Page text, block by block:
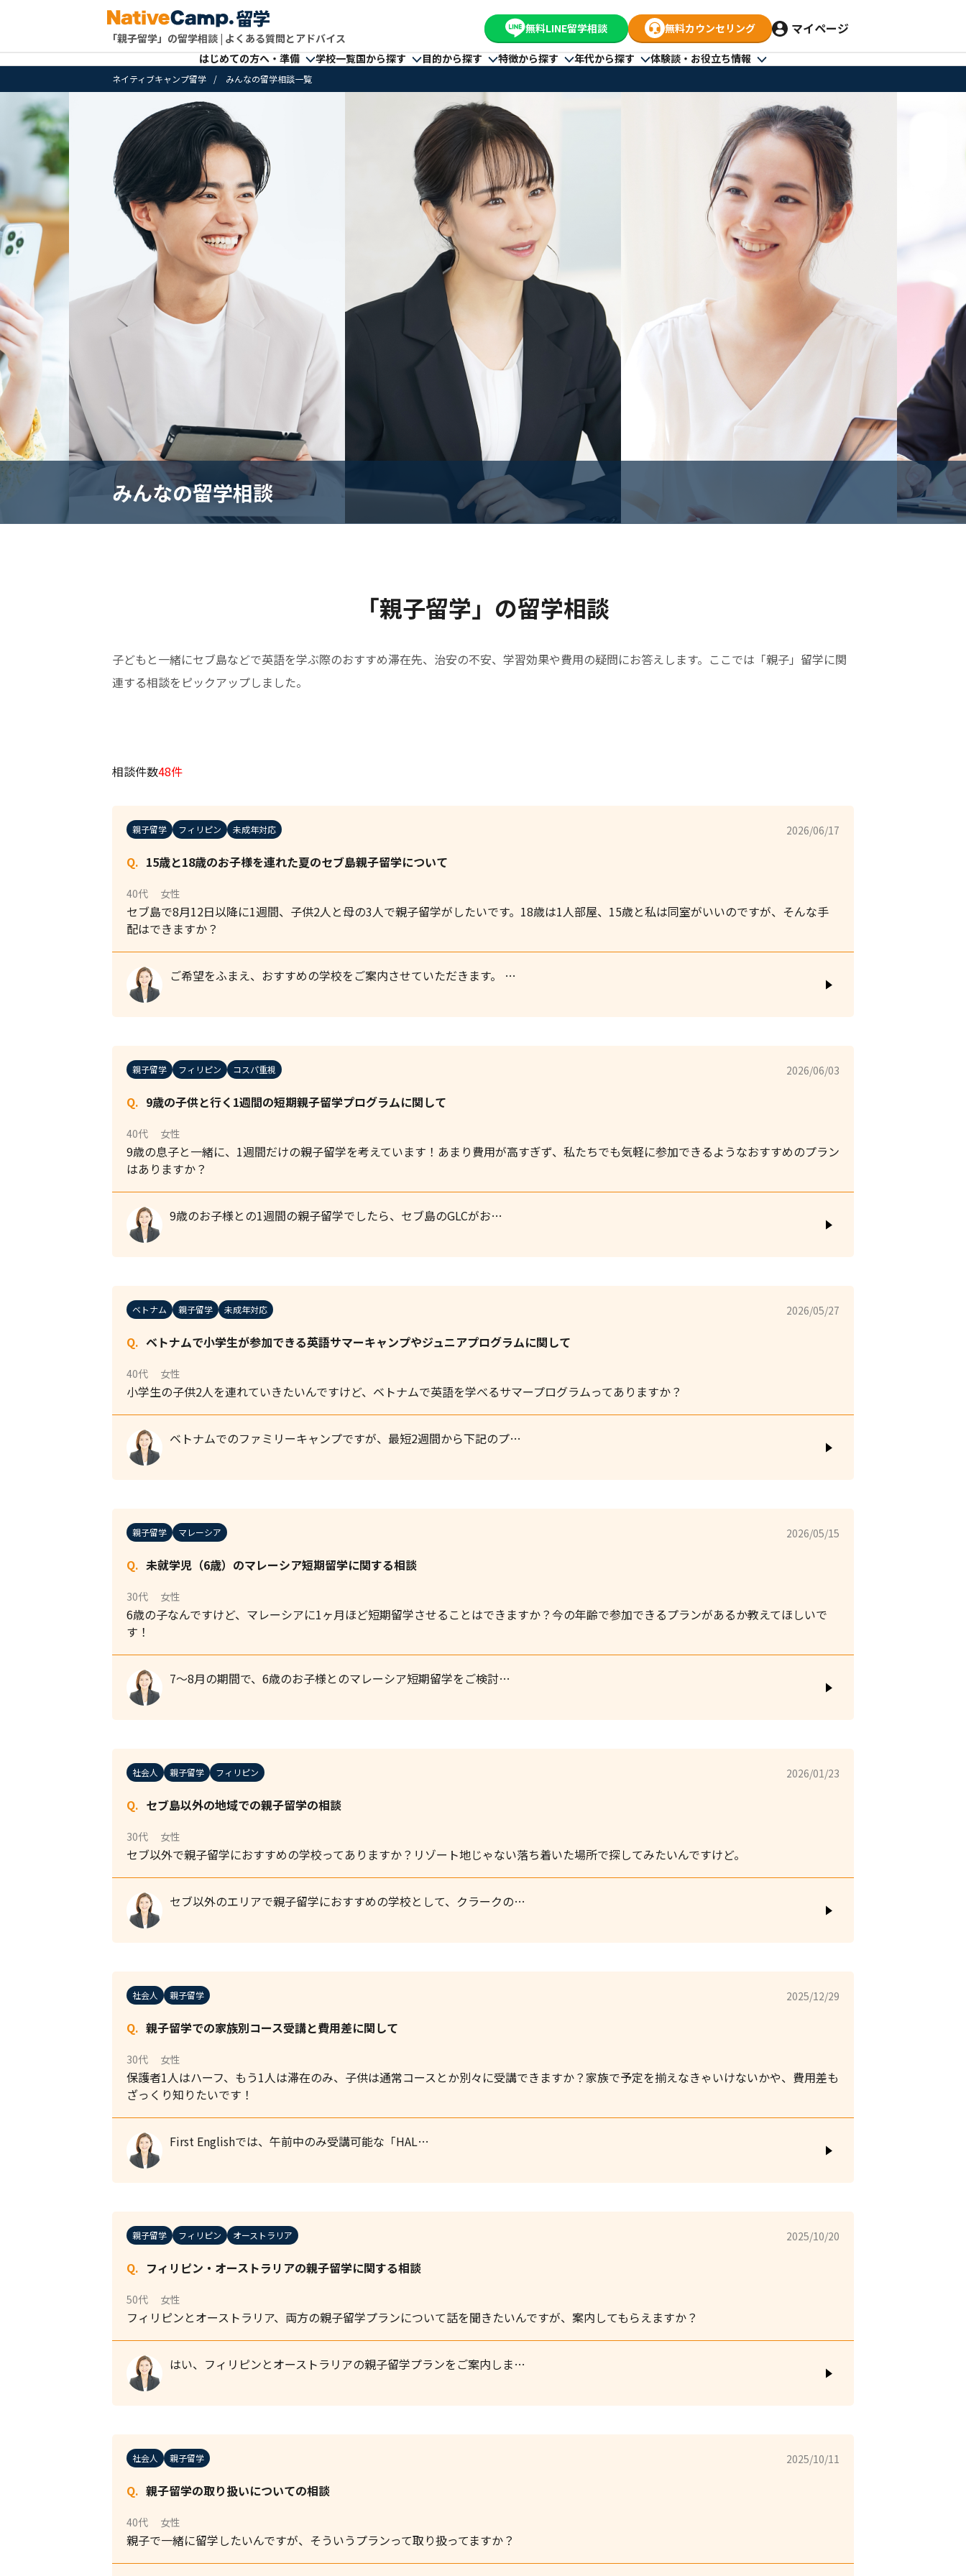
「親子留学」の留学相談 | よくある質問とアドバイス
無料LINE留学相談 無料カウンセリング マイページ
はじめての方へ・準備 学校一覧国から探す 目的から探す 特徴から探す 年代から探す 体験談・お役立ち情報
ネイティブキャンプ留学 みんなの留学相談一覧
みんなの留学相談
「親子留学」の留学相談
子どもと一緒にセブ島などで英語を学ぶ際のおすすめ滞在先、治安の不安、学習効果や費用の疑問にお答えします。ここでは「親子」留学に関
連する相談をピックアップしました。
相談件数48件
親子留学 フィリピン 未成年対応 2026/06/17
15歳と18歳のお子様を連れた夏のセブ島親子留学について
40代 女性
セブ島で8月12日以降に1週間、子供2人と母の3人で親子留学がしたいです。18歳は1人部屋、15歳と私は同室がいいのですが、そんな手
配はできますか？
ご希望をふまえ、おすすめの学校をご案内させていただきます。 …
親子留学 フィリピン コスパ重視 2026/06/03
9歳の子供と行く1週間の短期親子留学プログラムに関して
40代 女性
9歳の息子と一緒に、1週間だけの親子留学を考えています！あまり費用が高すぎず、私たちでも気軽に参加できるようなおすすめのプラン
はありますか？
9歳のお子様との1週間の親子留学でしたら、セブ島のGLCがお…
ベトナム 親子留学 未成年対応 2026/05/27
ベトナムで小学生が参加できる英語サマーキャンプやジュニアプログラムに関して
40代 女性
小学生の子供2人を連れていきたいんですけど、ベトナムで英語を学べるサマープログラムってありますか？
ベトナムでのファミリーキャンプですが、最短2週間から下記のプ…
親子留学 マレーシア 2026/05/15
未就学児（6歳）のマレーシア短期留学に関する相談
30代 女性
6歳の子なんですけど、マレーシアに1ヶ月ほど短期留学させることはできますか？今の年齢で参加できるプランがあるか教えてほしいで
す！
7〜8月の期間で、6歳のお子様とのマレーシア短期留学をご検討…
社会人 親子留学 フィリピン 2026/01/23
セブ島以外の地域での親子留学の相談
30代 女性
セブ以外で親子留学におすすめの学校ってありますか？リゾート地じゃない落ち着いた場所で探してみたいんですけど。
セブ以外のエリアで親子留学におすすめの学校として、クラークの…
社会人 親子留学 2025/12/29
親子留学での家族別コース受講と費用差に関して
30代 女性
保護者1人はハーフ、もう1人は滞在のみ、子供は通常コースとか別々に受講できますか？家族で予定を揃えなきゃいけないかや、費用差も
ざっくり知りたいです！
First Englishでは、午前中のみ受講可能な「HAL…
親子留学 フィリピン オーストラリア 2025/10/20
フィリピン・オーストラリアの親子留学に関する相談
50代 女性
フィリピンとオーストラリア、両方の親子留学プランについて話を聞きたいんですが、案内してもらえますか？
はい、フィリピンとオーストラリアの親子留学プランをご案内しま…
社会人 親子留学 2025/10/11
親子留学の取り扱いについての相談
40代 女性
親子で一緒に留学したいんですが、そういうプランって取り扱ってますか？